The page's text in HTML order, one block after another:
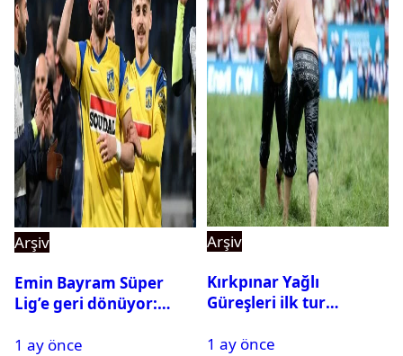
Arşiv
Emin Bayram Süper
Lig’e geri dönüyor:
1 ay önce
Arşiv
Kırkpınar Yağlı
Güreşleri ilk tur
2. tura geçen
1 ay önce